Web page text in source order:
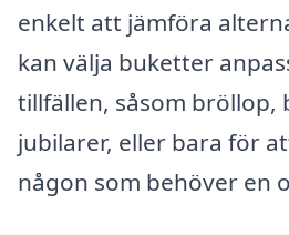
enkelt att jämföra
kan välja buketter
tillfällen, såsom bröllop,
jubilarer, eller bara för
någon som behöver en